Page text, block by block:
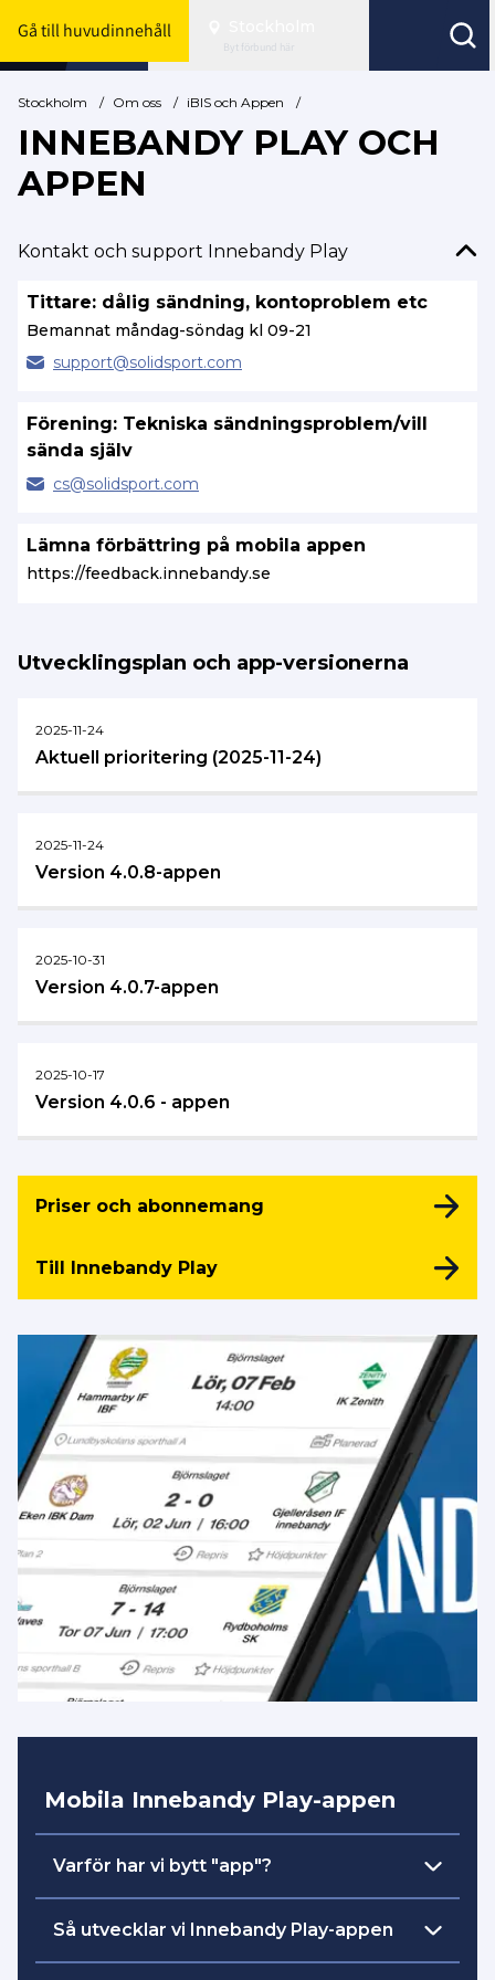
Gå till huvudinnehåll
Byt förbund här
Stockholm / Om oss / iBIS och Appen /
INNEBANDY PLAY OCH
APPEN
Kontakt och support Innebandy Play
Tittare: dålig sändning, kontoproblem etc
Bemannat måndag-söndag kl 09-21
support@solidsport.com
Förening: Tekniska sändningsproblem/vill
sända själv
cs@solidsport.com
Lämna förbättring på mobila appen
https://feedback.innebandy.se
Utvecklingsplan och app-versionerna
2025-11-24
Aktuell prioritering (2025-11-24)
2025-11-24
Version 4.0.8-appen
2025-10-31
Version 4.0.7-appen
2025-10-17
Version 4.0.6 - appen
Priser och abonnemang
Till Innebandy Play
Mobila Innebandy Play-appen
Varför har vi bytt "app"?
Vår intention och målsättning är att
där all streaming och
Så utvecklar vi Innebandy Play-appen